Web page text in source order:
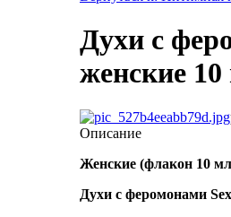
Духи с
женские
Описание
Женские (флакон 10
Духи с феромонами